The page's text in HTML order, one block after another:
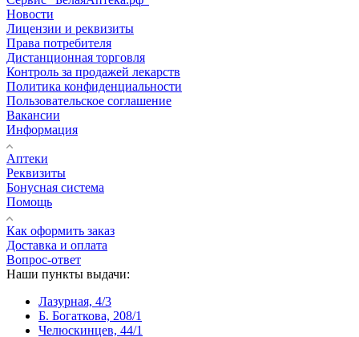
Новости
Лицензии и реквизиты
Права потребителя
Дистанционная торговля
Контроль за продажей лекарств
Политика конфиденциальности
Пользовательское соглашение
Вакансии
Информация
Аптеки
Реквизиты
Бонусная система
Помощь
Как оформить заказ
Доставка и оплата
Вопрос-ответ
Наши пункты выдачи:
Лазурная, 4/3
Б. Богаткова, 208/1
Челюскинцев, 44/1